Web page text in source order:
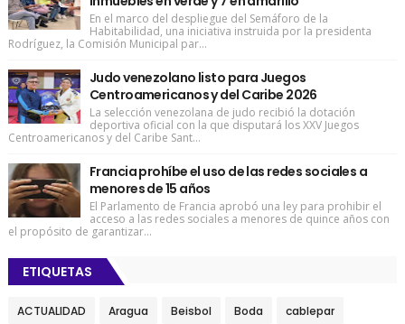
En el marco del despliegue del Semáforo de la
Habitabilidad, una iniciativa instruida por la presidenta
Rodríguez, la Comisión Municipal par...
Judo venezolano listo para Juegos
Centroamericanos y del Caribe 2026
La selección venezolana de judo recibió la dotación
deportiva oficial con la que disputará los XXV Juegos
Centroamericanos y del Caribe Sant...
Francia prohíbe el uso de las redes sociales a
menores de 15 años
El Parlamento de Francia aprobó una ley para prohibir el
acceso a las redes sociales a menores de quince años con
el propósito de garantizar...
ETIQUETAS
ACTUALIDAD Aragua Beisbol Boda cablepar